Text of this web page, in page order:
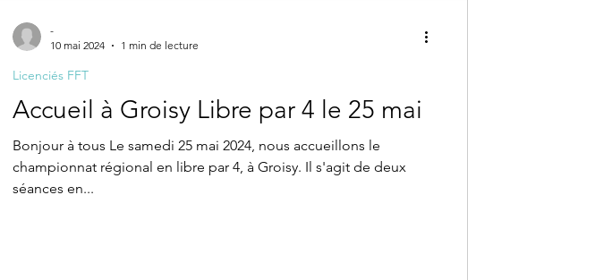
Accueil à Groisy Libre par 4 le 25 mai
Bonjour à tous Le samedi 25 mai 2024, nous accueillons le
championnat régional en libre par 4, à Groisy. Il s'agit de deux
séances en...
Licenciés FFT
-
10 mai 2024
1 min de lecture